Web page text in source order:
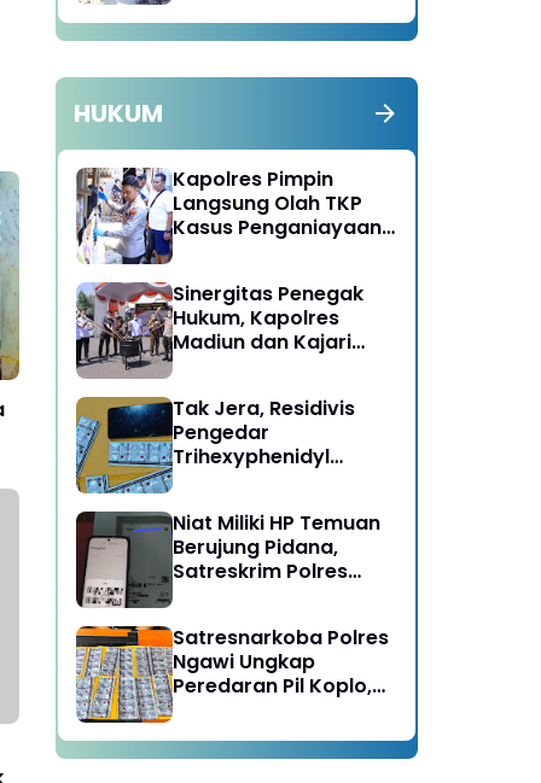
129 Bulu Lor Ponorogo
HUKUM
Kapolres Pimpin
Langsung Olah TKP
Kasus Penganiayaan
Ngawi
Sinergitas Penegak
Hukum, Kapolres
Madiun dan Kajari
Umum
Tak Jera, Residivis
Pengedar
Trihexyphenidyl
Ngawi
Niat Miliki HP Temuan
Berujung Pidana,
Satreskrim Polres
Satresnarkoba Polres
Ngawi Ungkap
Peredaran Pil Koplo,
Diamankan